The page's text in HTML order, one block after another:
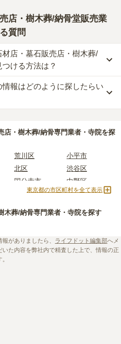
店・樹木葬/納骨堂販売業
質問
店・墓石販売店・樹木葬/
ける方法は？
つけるには、まず供養方法を決める
頼すべき業者が変わってくるからで
たい場合は「石材店」や「墓石販売
方は、樹木葬や納骨堂を取り扱っ
院」を選びましょう。
イプが自分に合っているか迷った
ただければ、お客様のご希望に合っ
報はどのように探したらい
さ）」などの情報を収集する事が大
る場所となるため、立地や費用な
開されていないことも多く、実際に
しかない場合もあります。
る方はぜひ下記の記事をご一読く
万円。檀家料などの費用も必要
店・樹木葬/納骨専門業者・寺院を探
荒川区
小平市
北区
渋谷区
国分寺市
中野区
東大和市
西東京市
あきる野市
青梅市
東京都の市区町村を全て表示
木葬/納骨専門業者・寺院を探す
がありましたら、 ライフドット編集部へメ
た内容を弊社内で精査した上で、情報の正